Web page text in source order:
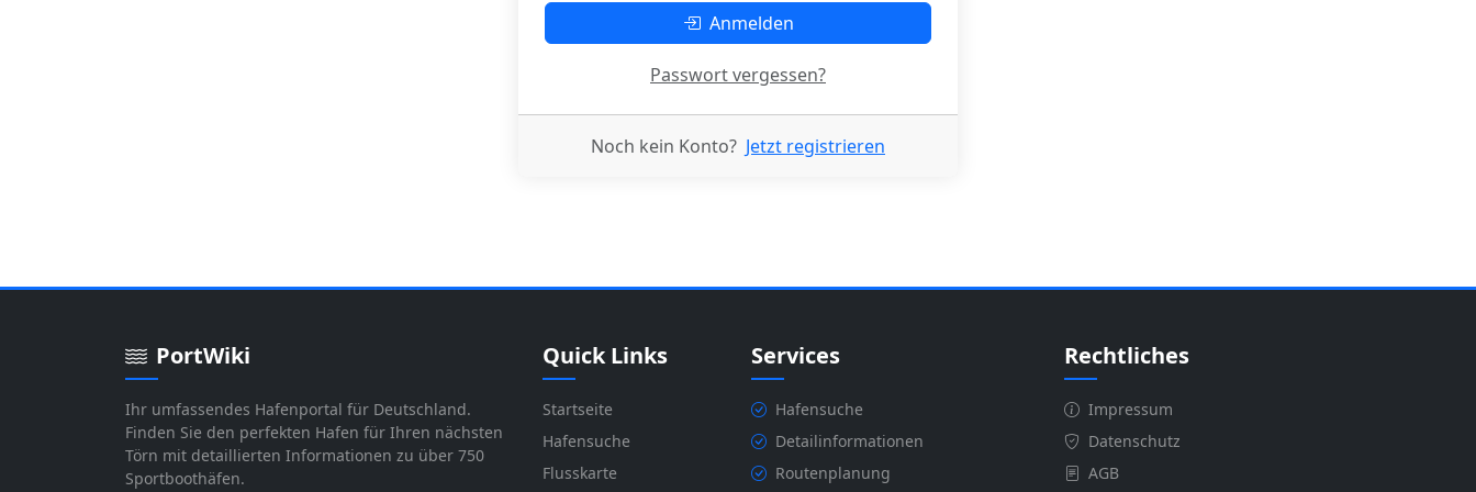
Anmelden
Passwort vergessen?
Noch kein Konto? Jetzt registrieren
PortWiki
Ihr umfassendes Hafenportal für Deutschland.
Finden Sie den perfekten Hafen für Ihren nächsten
Törn mit detaillierten Informationen zu über 750
Sportboothäfen.
Quick Links
Startseite
Hafensuche
Flusskarte
Services
Hafensuche
Detailinformationen
Routenplanung
Rechtliches
Impressum
Datenschutz
AGB